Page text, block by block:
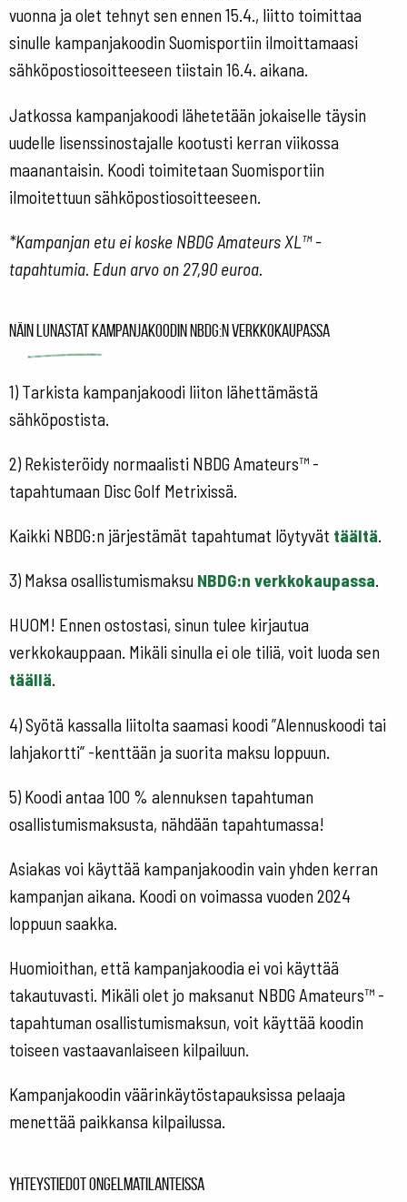
vuonna ja olet tehnyt sen ennen 15.4., liitto toimittaa
sinulle kampanjakoodin Suomisportiin ilmoittamaasi
sähköpostiosoitteeseen tiistain 16.4. aikana.
Jatkossa kampanjakoodi lähetetään jokaiselle täysin
uudelle lisenssinostajalle kootusti kerran viikossa
maanantaisin. Koodi toimitetaan Suomisportiin
ilmoitettuun sähköpostiosoitteeseen.
*Kampanjan etu ei koske NBDG Amateurs XL™ -
tapahtumia. Edun arvo on 27,90 euroa.
Näin lunastat kampanjakoodin NBDG:n verkkokaupassa
1) Tarkista kampanjakoodi liiton lähettämästä
sähköpostista.
2) Rekisteröidy normaalisti NBDG Amateurs™ -
tapahtumaan Disc Golf Metrixissä.
Kaikki NBDG:n järjestämät tapahtumat löytyvät täältä.
3) Maksa osallistumismaksu NBDG:n verkkokaupassa.
HUOM! Ennen ostostasi, sinun tulee kirjautua
verkkokauppaan. Mikäli sinulla ei ole tiliä, voit luoda sen
täällä.
4) Syötä kassalla liitolta saamasi koodi ”Alennuskoodi tai
lahjakortti” -kenttään ja suorita maksu loppuun.
5) Koodi antaa 100 % alennuksen tapahtuman
osallistumismaksusta, nähdään tapahtumassa!
Asiakas voi käyttää kampanjakoodin vain yhden kerran
kampanjan aikana. Koodi on voimassa vuoden 2024
loppuun saakka.
Huomioithan, että kampanjakoodia ei voi käyttää
takautuvasti. Mikäli olet jo maksanut NBDG Amateurs™ -
tapahtuman osallistumismaksun, voit käyttää koodin
toiseen vastaavanlaiseen kilpailuun.
Kampanjakoodin väärinkäytöstapauksissa pelaaja
menettää paikkansa kilpailussa.
Yhteystiedot ongelmatilanteissa